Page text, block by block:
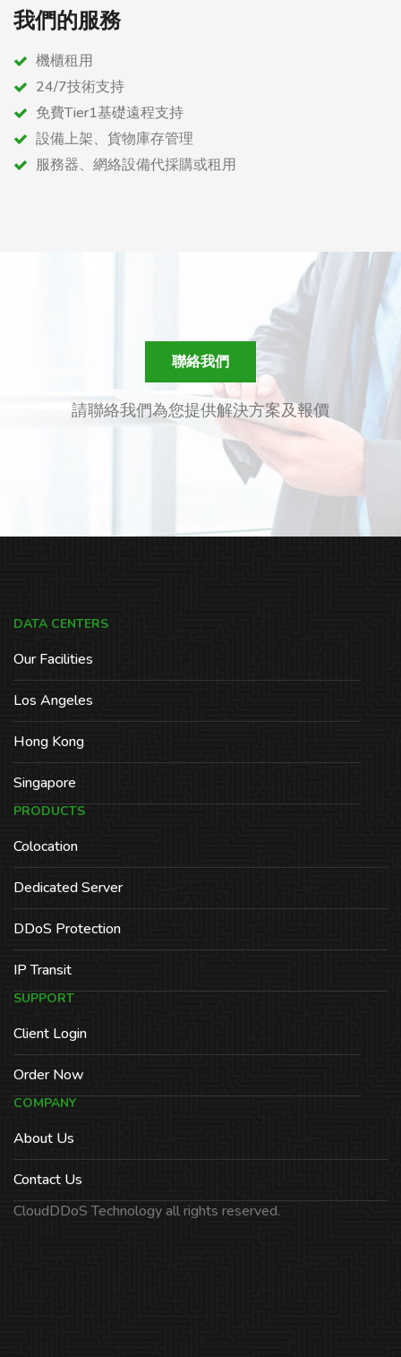
我們的服務
機櫃租用
24/7技術支持
免費Tier1基礎遠程支持
設備上架、貨物庫存管理
服務器、網絡設備代採購或租用
聯絡我們
請聯絡我們為您提供解決方案及報價
DATA CENTERS
Our Facilities
Los Angeles
Hong Kong
Singapore
PRODUCTS
Colocation
Dedicated Server
DDoS Protection
IP Transit
SUPPORT
Client Login
Order Now
COMPANY
About Us
Contact Us
CloudDDoS Technology all rights reserved.